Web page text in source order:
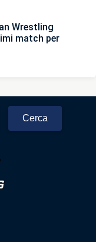
Wrestling
match per